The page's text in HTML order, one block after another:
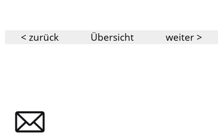
< zurück Übersicht weiter >